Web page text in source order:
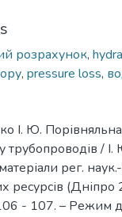
розрахунок,
, pressure loss,
І. Ю. Порівняльна
трубопроводів /
рег.
ресурсів
- 107. – Режим